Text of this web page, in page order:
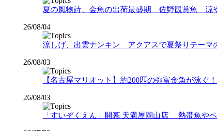
夏の風物詩、金魚の出荷最盛期 佐野観賞魚 涼
26/08/04
涼しげ、出雲ナンキン アクアスで夏祭りテーマ
26/08/03
【名古屋マリオット】約200匹の弥富金魚が泳ぐ
26/08/03
「すいぞくえん」開幕 天満屋岡山店 熱帯魚や